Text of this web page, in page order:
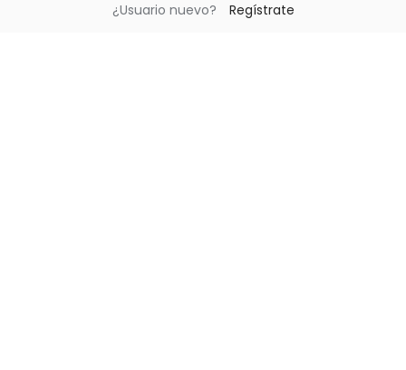
¿Usuario nuevo? Regístrate